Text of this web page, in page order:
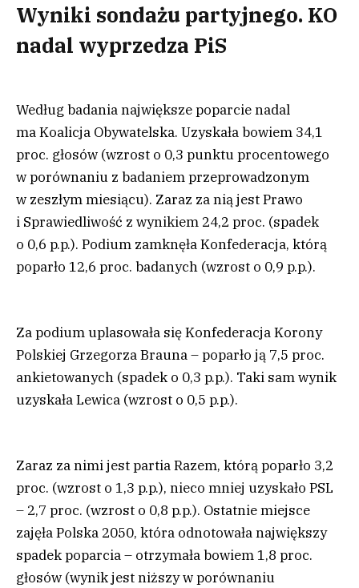
Wyniki sondażu partyjnego. KO
nadal wyprzedza PiS
Według badania największe poparcie nadal
ma Koalicja Obywatelska. Uzyskała bowiem 34,1
proc. głosów (wzrost o 0,3 punktu procentowego
w porównaniu z badaniem przeprowadzonym
w zeszłym miesiącu). Zaraz za nią jest Prawo
i Sprawiedliwość z wynikiem 24,2 proc. (spadek
o 0,6 p.p.). Podium zamknęła Konfederacja, którą
poparło 12,6 proc. badanych (wzrost o 0,9 p.p.).
Za podium uplasowała się Konfederacja Korony
Polskiej Grzegorza Brauna – poparło ją 7,5 proc.
ankietowanych (spadek o 0,3 p.p.). Taki sam wynik
uzyskała Lewica (wzrost o 0,5 p.p.).
Zaraz za nimi jest partia Razem, którą poparło 3,2
proc. (wzrost o 1,3 p.p.), nieco mniej uzyskało PSL
– 2,7 proc. (wzrost o 0,8 p.p.). Ostatnie miejsce
zajęła Polska 2050, która odnotowała największy
spadek poparcia – otrzymała bowiem 1,8 proc.
głosów (wynik jest niższy w porównaniu